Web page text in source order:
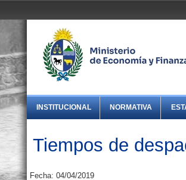
INSTITUCIONAL NORMATIVA
Tiempos de
Fecha: 04/04/2019